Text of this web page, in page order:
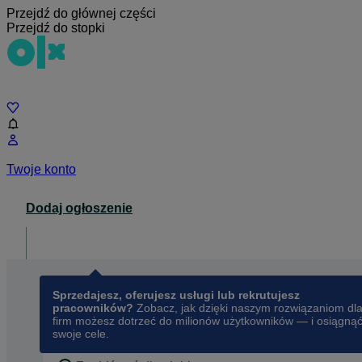
Przejdź do głównej części
Przejdź do stopki
Twoje konto
Dodaj ogłoszenie
Sprzedajesz, oferujesz usługi lub rekrutujesz
pracowników? Zobacz, jak dzięki naszym rozwiązaniom dla
firm możesz dotrzeć do milionów użytkowników — i osiągnąć
swoje cele.